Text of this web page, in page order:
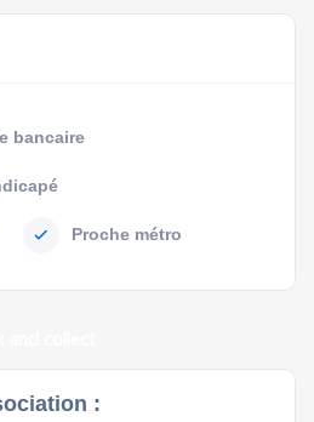
bancaire
Proche métro
: